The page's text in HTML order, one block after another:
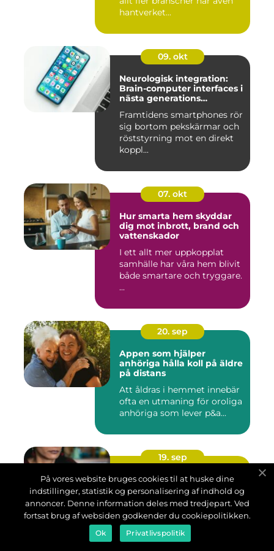
hantverket...
09. okt
Neurologisk integration:
Brain-computer interfaces i
nästa generations
Framtidens smartphones rör
sig bortom pekskärmar och
röststyrning mot en direkt
koppl...
07. okt
Hur smarta hem skyddar
dig mot inbrott, brand och
vattenskador
I ett allt mer uppkopplat
samhälle har våra hem blivit
både smartare och tryggare.
...
20. sep
Appen som hjälper
anhöriga hålla koll på äldre
på distans
Att åldras i hemmet innebär
ofta en utmaning för oroliga
anhöriga som lever p&a...
19. sep
Smartphone fryser:
Lösningar för stillastående
skärm
Att din smartphone fryser
och skärmen blir
stillastående kan vara
På vores website bruges cookies til at huske dine
indstillinger, statistik og personalisering af indhold og
annoncer. Denne information deles med tredjepart. Ved
fortsat brug af websiden godkender du cookiepolitikken.
Ok Privatlivspolitik